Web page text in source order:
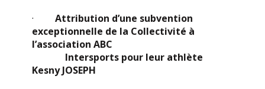
·Attribution d’une subvention
exceptionnelle de la Collectivité à
l’association ABC
Intersports pour leur athlète
Kesny JOSEPH